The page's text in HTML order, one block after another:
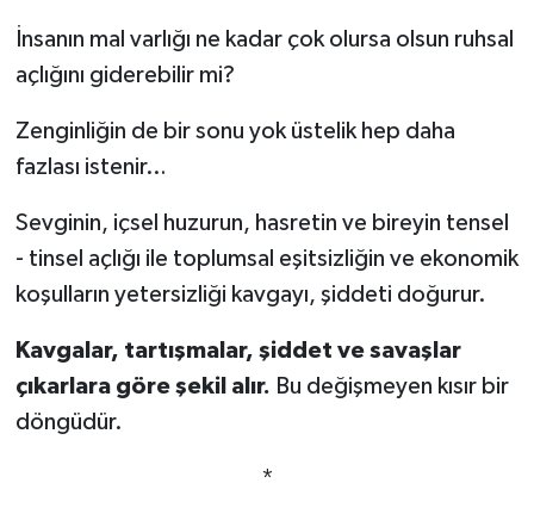
İnsanın mal varlığı ne kadar çok olursa olsun ruhsal
açlığını giderebilir mi?
Zenginliğin de bir sonu yok üstelik hep daha
fazlası istenir…
Sevginin, içsel huzurun, hasretin ve bireyin tensel
- tinsel açlığı ile toplumsal eşitsizliğin ve ekonomik
koşulların yetersizliği kavgayı, şiddeti doğurur.
Kavgalar, tartışmalar, şiddet ve savaşlar
çıkarlara göre şekil alır. Bu değişmeyen kısır bir
döngüdür.
*